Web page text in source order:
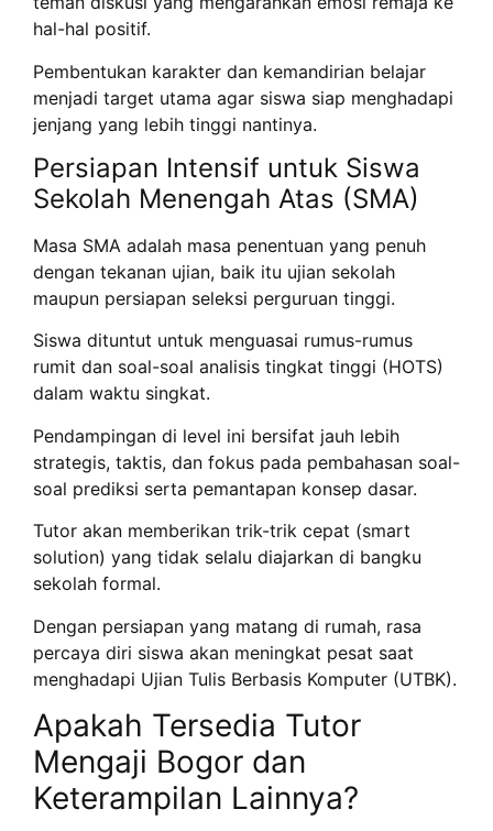
hal-hal positif.
Pembentukan karakter dan kemandirian belajar
menjadi target utama agar siswa siap menghadapi
jenjang yang lebih tinggi nantinya.
Persiapan Intensif untuk Siswa
Sekolah Menengah Atas (SMA)
Masa SMA adalah masa penentuan yang penuh
dengan tekanan ujian, baik itu ujian sekolah
maupun persiapan seleksi perguruan tinggi.
Siswa dituntut untuk menguasai rumus-rumus
rumit dan soal-soal analisis tingkat tinggi (HOTS)
dalam waktu singkat.
Pendampingan di level ini bersifat jauh lebih
strategis, taktis, dan fokus pada pembahasan soal-
soal prediksi serta pemantapan konsep dasar.
Tutor akan memberikan trik-trik cepat (smart
solution) yang tidak selalu diajarkan di bangku
sekolah formal.
Dengan persiapan yang matang di rumah, rasa
percaya diri siswa akan meningkat pesat saat
menghadapi Ujian Tulis Berbasis Komputer (UTBK).
Apakah Tersedia Tutor
Mengaji Bogor dan
Keterampilan Lainnya?